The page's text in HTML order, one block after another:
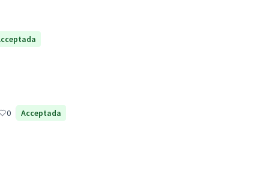
0 Acceptada